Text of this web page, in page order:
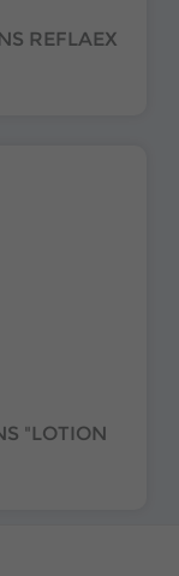
REFLAEX
"LOTION